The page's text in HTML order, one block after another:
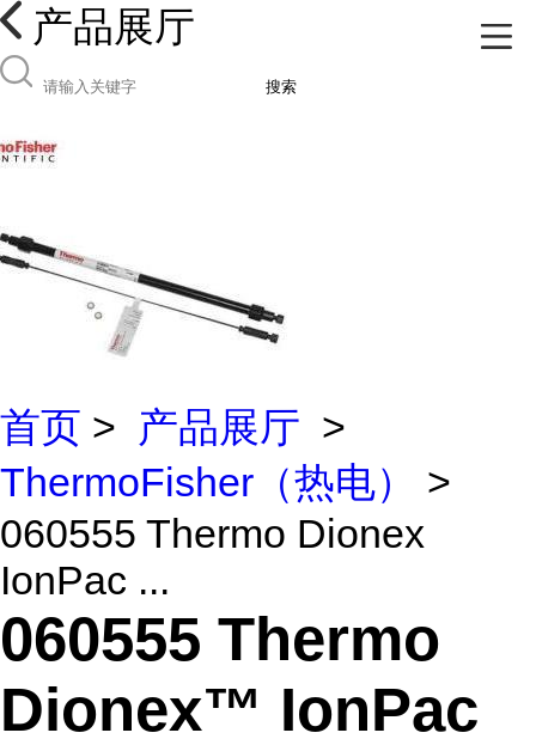
产品展厅
搜索
首页 > 产品展厅 >
ThermoFisher（热电）
>
060555 Thermo Dionex
IonPac ...
060555 Thermo
Dionex™ IonPac